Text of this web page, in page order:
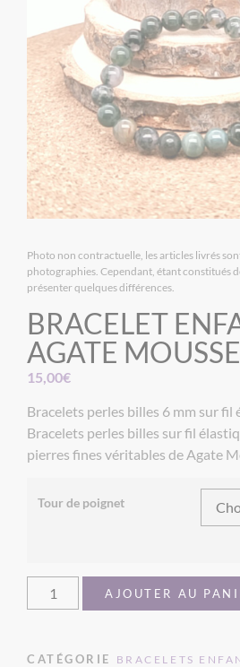
Photo non contractuelle, les articles livrés
photographies. Cependant, étant constitués
présenter quelques différences.
BRACELET
AGATE MOUSSE
15,00€
Bracelets perles billes 6 mm sur fil
Bracelets perles billes sur fil
pierres fines véritables de Agate
Tour de poignet
AJOUTER AU
CATÉGORIE BRACELETS